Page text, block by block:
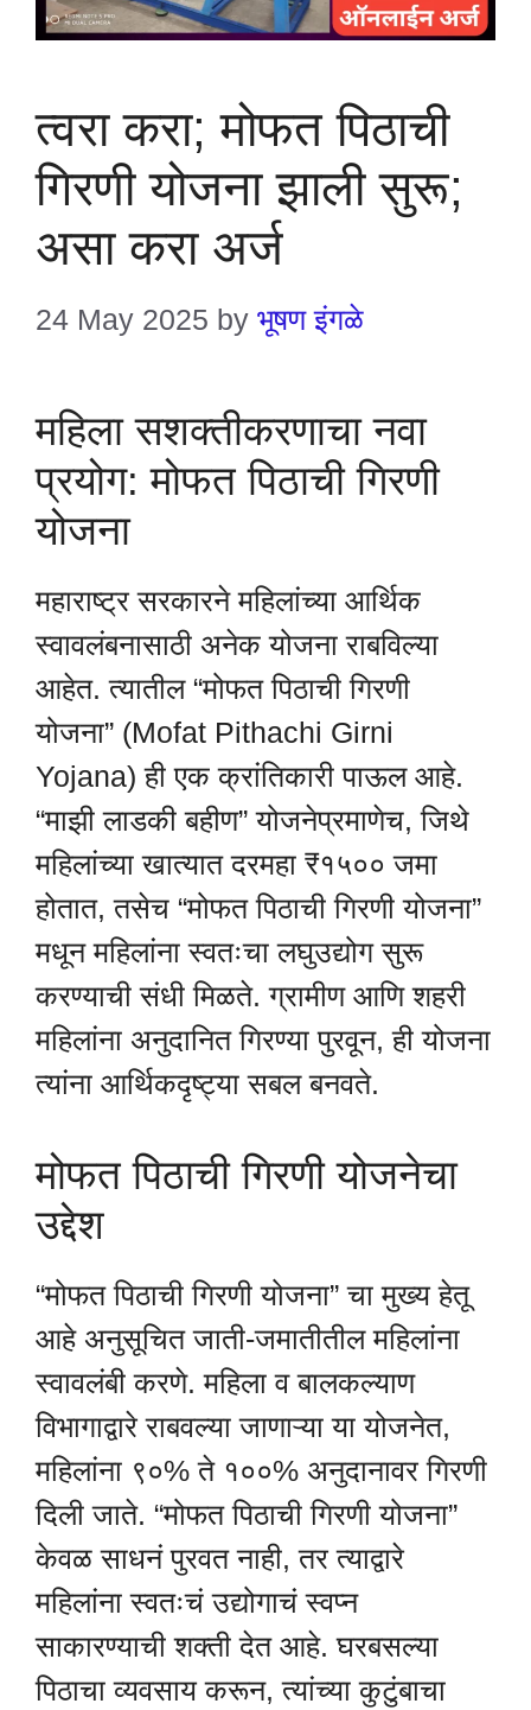
त्वरा करा; मोफत पिठाची
गिरणी योजना झाली सुरू;
असा करा अर्ज
24 May 2025 by भूषण इंगळे
महिला सशक्तीकरणाचा नवा
प्रयोग: मोफत पिठाची गिरणी
योजना
महाराष्ट्र सरकारने महिलांच्या आर्थिक
स्वावलंबनासाठी अनेक योजना राबविल्या
आहेत. त्यातील “मोफत पिठाची गिरणी
योजना” (Mofat Pithachi Girni
Yojana) ही एक क्रांतिकारी पाऊल आहे.
“माझी लाडकी बहीण” योजनेप्रमाणेच, जिथे
महिलांच्या खात्यात दरमहा ₹१५०० जमा
होतात, तसेच “मोफत पिठाची गिरणी योजना”
मधून महिलांना स्वतःचा लघुउद्योग सुरू
करण्याची संधी मिळते. ग्रामीण आणि शहरी
महिलांना अनुदानित गिरण्या पुरवून, ही योजना
त्यांना आर्थिकदृष्ट्या सबल बनवते.
मोफत पिठाची गिरणी योजनेचा
उद्देश
“मोफत पिठाची गिरणी योजना” चा मुख्य हेतू
आहे अनुसूचित जाती-जमातीतील महिलांना
स्वावलंबी करणे. महिला व बालकल्याण
विभागाद्वारे राबवल्या जाणाऱ्या या योजनेत,
महिलांना ९०% ते १००% अनुदानावर गिरणी
दिली जाते. “मोफत पिठाची गिरणी योजना”
केवळ साधनं पुरवत नाही, तर त्याद्वारे
महिलांना स्वतःचं उद्योगाचं स्वप्न
साकारण्याची शक्ती देत आहे. घरबसल्या
पिठाचा व्यवसाय करून, त्यांच्या कुटुंबाचा